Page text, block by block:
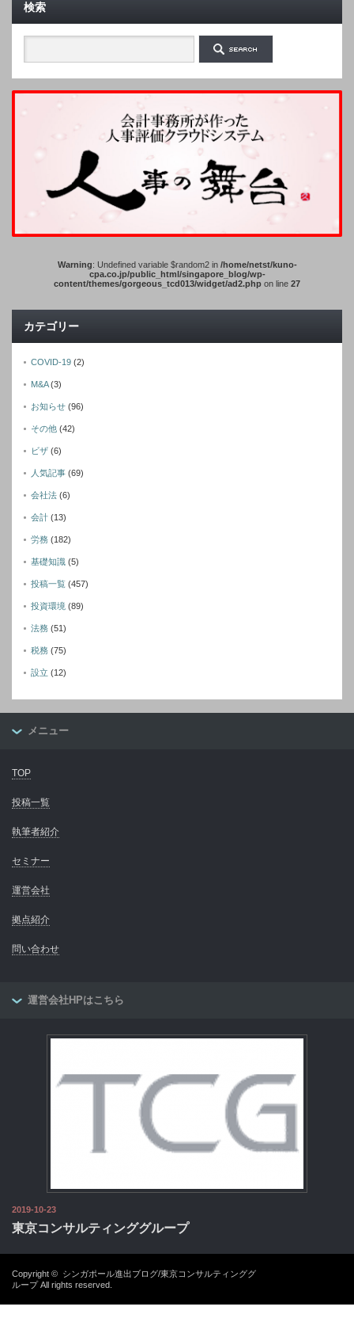
検索
Warning: Undefined variable $random2 in /home/netst/kuno-
cpa.co.jp/public_html/singapore_blog/wp-
content/themes/gorgeous_tcd013/widget/ad2.php on line 27
カテゴリー
COVID-19 (2)
M&A(3)
お知らせ (96)
その他 (42)
ビザ (6)
人気記事 (69)
会社法 (6)
会計 (13)
労務 (182)
基礎知識 (5)
投稿一覧 (457)
投資環境 (89)
法務 (51)
税務 (75)
設立 (12)
メニュー
TOP
投稿一覧
執筆者紹介
セミナー
運営会社
拠点紹介
問い合わせ
運営会社HPはこちら
2019-10-23
東京コンサルティンググループ
Copyright © シンガポール進出ブログ/東京コンサルティンググ
ループAll rights reserved.